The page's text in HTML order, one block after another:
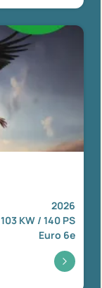
2026
103 KW / 140 PS
Euro 6e